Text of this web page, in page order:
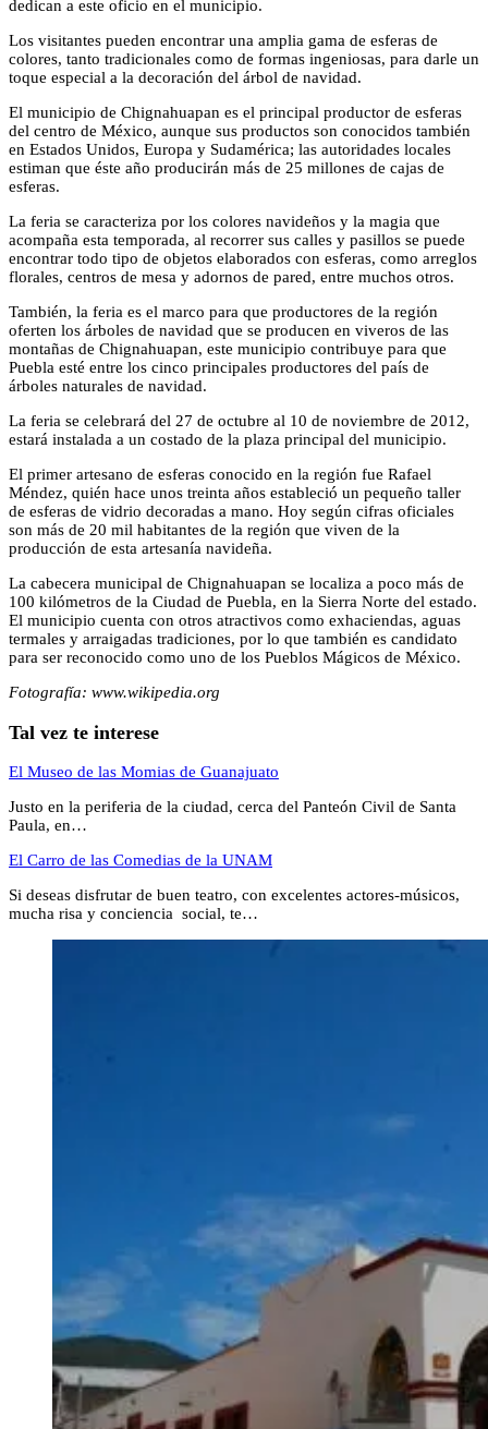
dedican a este oficio en el municipio.
Los visitantes pueden encontrar una amplia gama de esferas de
colores, tanto tradicionales como de formas ingeniosas, para darle un
toque especial a la decoración del árbol de navidad.
El municipio de Chignahuapan es el principal productor de esferas
del centro de México, aunque sus productos son conocidos también
en Estados Unidos, Europa y Sudamérica; las autoridades locales
estiman que éste año producirán más de 25 millones de cajas de
esferas.
La feria se caracteriza por los colores navideños y la magia que
acompaña esta temporada, al recorrer sus calles y pasillos se puede
encontrar todo tipo de objetos elaborados con esferas, como arreglos
florales, centros de mesa y adornos de pared, entre muchos otros.
También, la feria es el marco para que productores de la región
oferten los árboles de navidad que se producen en viveros de las
montañas de Chignahuapan, este municipio contribuye para que
Puebla esté entre los cinco principales productores del país de
árboles naturales de navidad.
La feria se celebrará del 27 de octubre al 10 de noviembre de 2012,
estará instalada a un costado de la plaza principal del municipio.
El primer artesano de esferas conocido en la región fue Rafael
Méndez, quién hace unos treinta años estableció un pequeño taller
de esferas de vidrio decoradas a mano. Hoy según cifras oficiales
son más de 20 mil habitantes de la región que viven de la
producción de esta artesanía navideña.
La cabecera municipal de Chignahuapan se localiza a poco más de
100 kilómetros de la Ciudad de Puebla, en la Sierra Norte del estado.
El municipio cuenta con otros atractivos como exhaciendas, aguas
termales y arraigadas tradiciones, por lo que también es candidato
para ser reconocido como uno de los Pueblos Mágicos de México.
Fotografía: www.wikipedia.org
Tal vez te interese
El Museo de las Momias de Guanajuato
Justo en la periferia de la ciudad, cerca del Panteón Civil de Santa
Paula, en…
El Carro de las Comedias de la UNAM
Si deseas disfrutar de buen teatro, con excelentes actores-músicos,
mucha risa y conciencia social, te…